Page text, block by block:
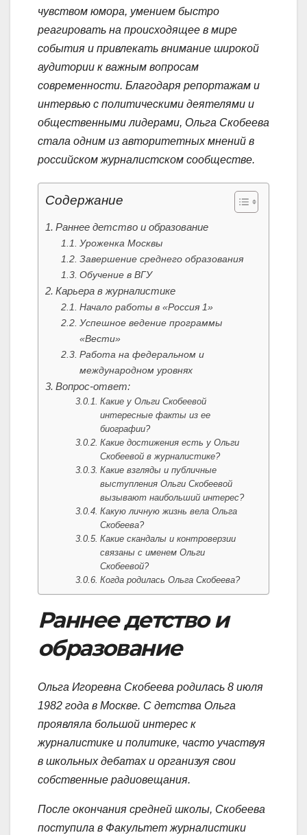
чувством юмора, умением быстро
реагировать на происходящее в мире
события и привлекать внимание широкой
аудитории к важным вопросам
современности. Благодаря репортажам и
интервью с политическими деятелями и
общественными лидерами, Ольга Скобеева
стала одним из авторитетных мнений в
российском журналистском сообществе.
Содержание
Раннее детство и образование
Уроженка Москвы
Завершение среднего образования
Обучение в ВГУ
Карьера в журналистике
Начало работы в «Россия 1»
Успешное ведение программы
«Вести»
Работа на федеральном и
международном уровнях
Вопрос-ответ:
Какие у Ольги Скобеевой
интересные факты из ее
биографии?
Какие достижения есть у Ольги
Скобеевой в журналистике?
Какие взгляды и публичные
выступления Ольги Скобеевой
вызывают наибольший интерес?
Какую личную жизнь вела Ольга
Скобеева?
Какие скандалы и контроверзии
связаны с именем Ольги
Скобеевой?
Когда родилась Ольга Скобеева?
Раннее детство и
образование
Ольга Игоревна Скобеева родилась 8 июля
1982 года в Москве. С детства Ольга
проявляла большой интерес к
журналистике и политике, часто участвуя
в школьных дебатах и организуя свои
собственные радиовещания.
После окончания средней школы, Скобеева
поступила в Факультет журналистики